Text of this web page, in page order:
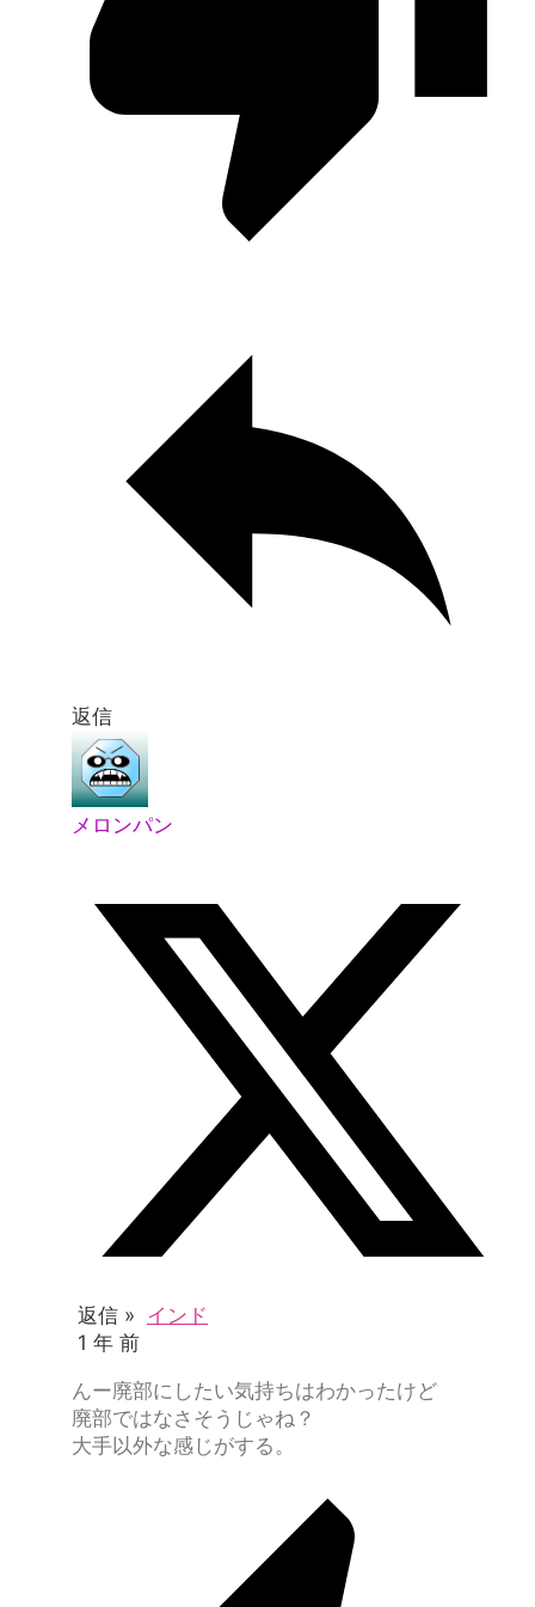
返信
メロンパン
返信 » インド
1 年 前
んー廃部にしたい気持ちはわかったけど
廃部ではなさそうじゃね？
大手以外な感じがする。